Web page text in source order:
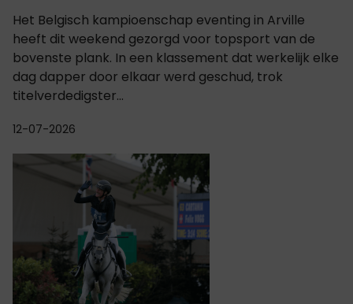
Het Belgisch kampioenschap eventing in Arville
heeft dit weekend gezorgd voor topsport van de
bovenste plank. In een klassement dat werkelijk elke
dag dapper door elkaar werd geschud, trok
titelverdedigster...
12-07-2026